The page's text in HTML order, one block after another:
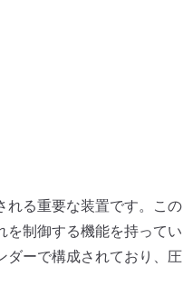
れる重要な装置です。この
を制御する機能を持ってい
ダーで構成されており、圧